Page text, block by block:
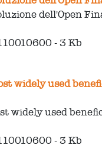
dell'Open
- 3 Kb
widely used
widely used
- 3 Kb